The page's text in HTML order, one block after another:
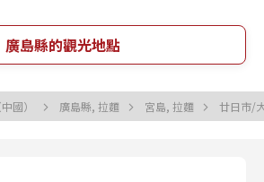
廣島縣的觀光地點
國） 廣島縣, 拉麵 宮島, 拉麵 廿日市/